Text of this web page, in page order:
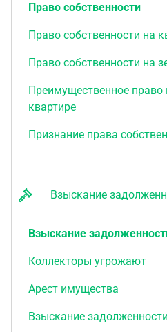
Право собственности
Право собственности на
Право собственности на
Преимущественное право
квартире
Признание права
Взыскание
Взыскание
Коллекторы угрожают
Арест имущества
Взыскание